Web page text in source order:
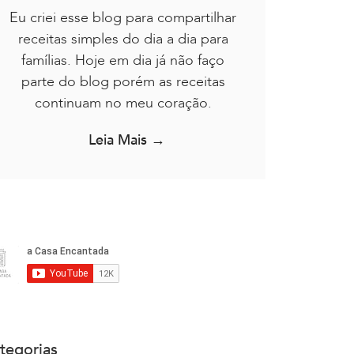
Eu criei esse blog para compartilhar
receitas simples do dia a dia para
famílias. Hoje em dia já não faço
parte do blog porém as receitas
continuam no meu coração.
Leia Mais →